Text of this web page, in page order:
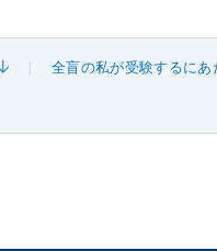
全盲の私が受験するにあ